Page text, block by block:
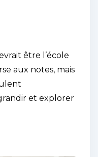
être l’école
aux notes, mais
et explorer